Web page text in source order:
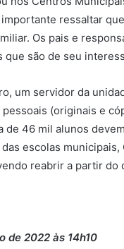
ressaltar
Os pais e
são de seu
um servidor da
(originais e
de 46 mil alunos
escolas
reabrir a partir
de 2022 às 14h10